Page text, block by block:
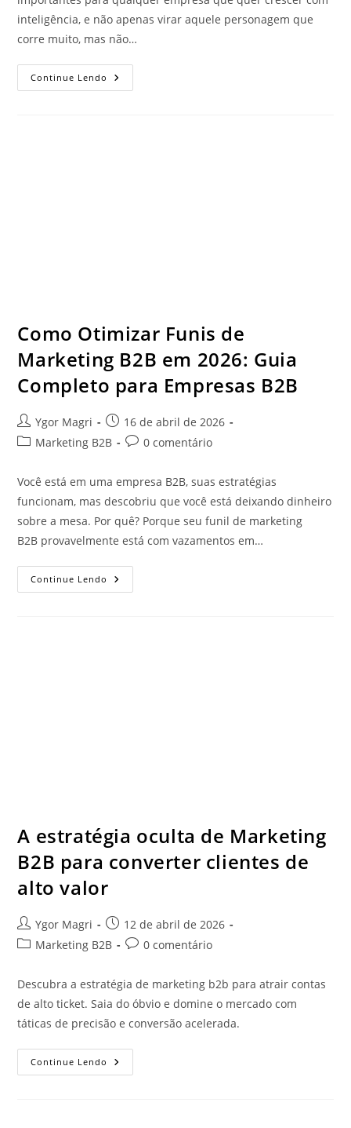
inteligência, e não apenas virar aquele personagem que
corre muito, mas não…
Continue Lendo
Como Otimizar Funis de
Marketing B2B em 2026: Guia
Completo para Empresas B2B
Ygor Magri
16 de abril de 2026
Marketing B2B
0 comentário
Você está em uma empresa B2B, suas estratégias
funcionam, mas descobriu que você está deixando dinheiro
sobre a mesa. Por quê? Porque seu funil de marketing
B2B provavelmente está com vazamentos em…
Continue Lendo
A estratégia oculta de Marketing
B2B para converter clientes de
alto valor
Ygor Magri
12 de abril de 2026
Marketing B2B
0 comentário
Descubra a estratégia de marketing b2b para atrair contas
de alto ticket. Saia do óbvio e domine o mercado com
táticas de precisão e conversão acelerada.
Continue Lendo